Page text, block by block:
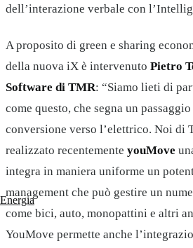
Energia
dell’interazione verbale con
A proposito di green e sharing
della nuova iX è intervenuto Pietro
Software di TMR: “Siamo lieti di
come questo, che segna un
conversione verso l’elettrico. Noi di
realizzato recentemente youMove
integra in maniera uniforme un
management che può gestire un
come bici, auto, monopattini e altri
YouMove permette anche